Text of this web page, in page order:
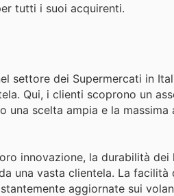
tutti i suoi acquirenti.
settore dei Supermercati in
Qui, i clienti scoprono un
una scelta ampia e la
innovazione, la durabilità
una vasta clientela. La facilità
aggiornate sui